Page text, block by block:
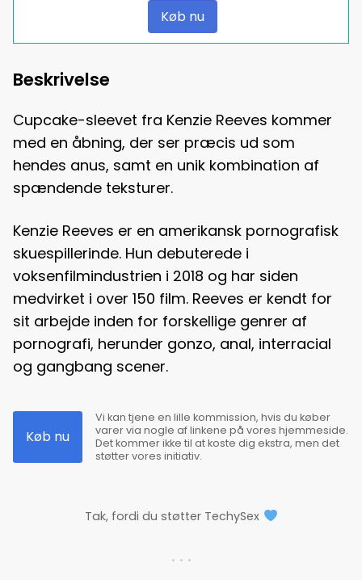
Køb nu
Beskrivelse
Cupcake-sleevet fra Kenzie Reeves kommer
med en åbning, der ser præcis ud som
hendes anus, samt en unik kombination af
spændende teksturer.
Kenzie Reeves er en amerikansk pornografisk
skuespillerinde. Hun debuterede i
voksenfilmindustrien i 2018 og har siden
medvirket i over 150 film. Reeves er kendt for
sit arbejde inden for forskellige genrer af
pornografi, herunder gonzo, anal, interracial
og gangbang scener.
Køb nu
Vi kan tjene en lille kommission, hvis du køber
varer via nogle af linkene på vores hjemmeside.
Det kommer ikke til at koste dig ekstra, men det
støtter vores initiativ.
Tak, fordi du støtter TechySex
. . .